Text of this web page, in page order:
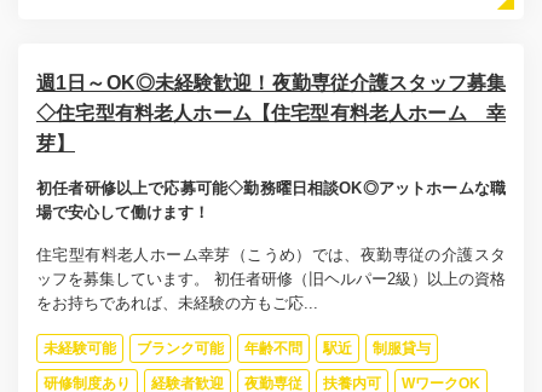
週1日～OK◎未経験歓迎！夜勤専従介護スタッフ募集
◇住宅型有料老人ホーム【住宅型有料老人ホーム 幸
芽】
初任者研修以上で応募可能◇勤務曜日相談OK◎アットホームな職
場で安心して働けます！
住宅型有料老人ホーム幸芽（こうめ）では、夜勤専従の介護スタ
ッフを募集しています。 初任者研修（旧ヘルパー2級）以上の資格
をお持ちであれば、未経験の方もご応...
未経験可能 ブランク可能 年齢不問 駅近 制服貸与
研修制度あり 経験者歓迎 夜勤専従 扶養内可 WワークOK